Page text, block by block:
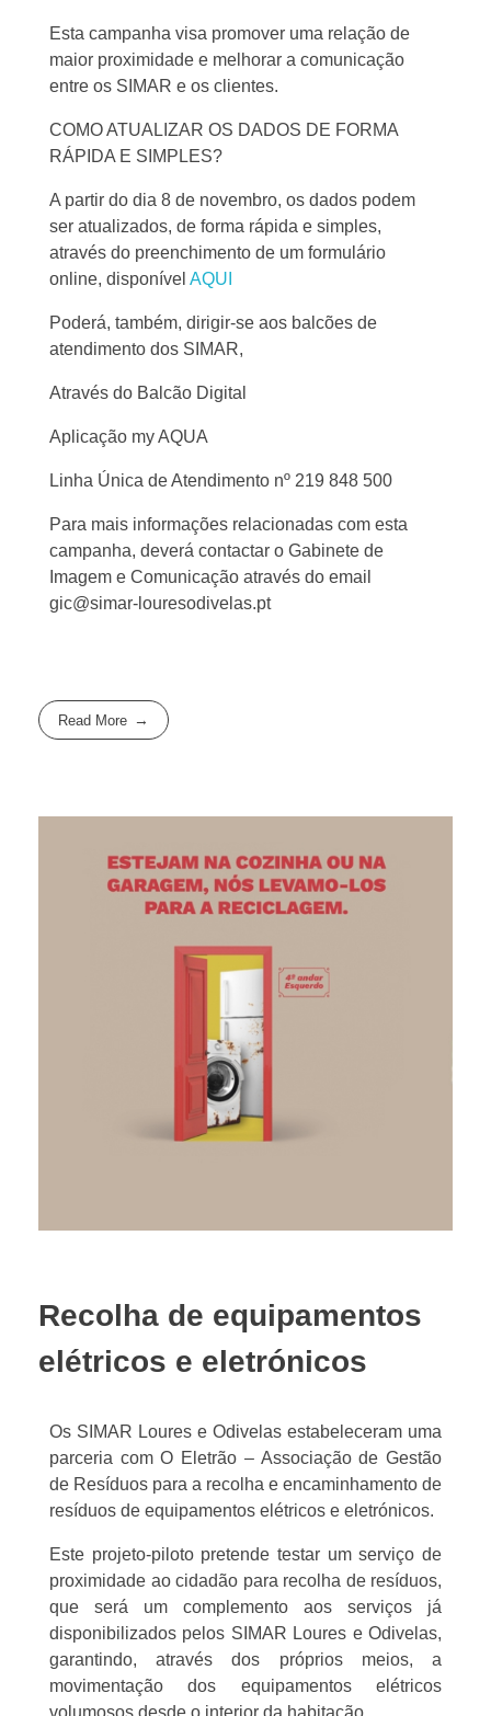
Esta campanha visa promover uma relação de
maior proximidade e melhorar a comunicação
entre os SIMAR e os clientes.
COMO ATUALIZAR OS DADOS DE FORMA
RÁPIDA E SIMPLES?
A partir do dia 8 de novembro, os dados podem
ser atualizados, de forma rápida e simples,
através do preenchimento de um formulário
online, disponível AQUI
Poderá, também, dirigir-se aos balcões de
atendimento dos SIMAR,
Através do Balcão Digital
Aplicação my AQUA
Linha Única de Atendimento nº 219 848 500
Para mais informações relacionadas com esta
campanha, deverá contactar o Gabinete de
Imagem e Comunicação através do email
gic@simar-louresodivelas.pt
Read More
Recolha de equipamentos
elétricos e eletrónicos
Os SIMAR Loures e Odivelas estabeleceram uma
parceria com O Eletrão – Associação de Gestão
de Resíduos para a recolha e encaminhamento de
resíduos de equipamentos elétricos e eletrónicos.
Este projeto-piloto pretende testar um serviço de
proximidade ao cidadão para recolha de resíduos,
que será um complemento aos serviços já
disponibilizados pelos SIMAR Loures e Odivelas,
garantindo, através dos próprios meios, a
movimentação dos equipamentos elétricos